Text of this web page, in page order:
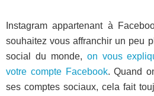
Instagram appartenant à
souhaitez vous affranchir un peu
social du monde, on vous
votre compte Facebook. Quand
ses comptes sociaux, cela fait